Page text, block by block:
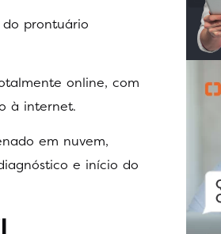
prontuário
online, com
à internet.
em nuvem,
e início do